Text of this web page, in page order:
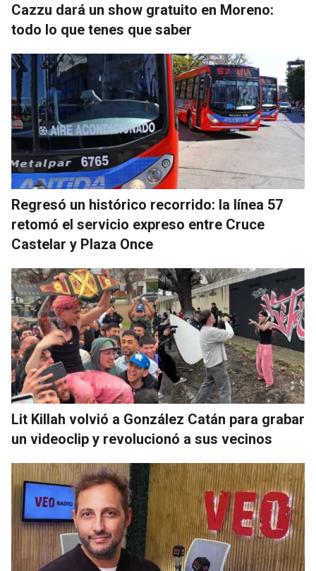
Cazzu dará un show gratuito en Moreno:
todo lo que tenes que saber
Regresó un histórico recorrido: la línea 57
retomó el servicio expreso entre Cruce
Castelar y Plaza Once
Lit Killah volvió a González Catán para grabar
un videoclip y revolucionó a sus vecinos